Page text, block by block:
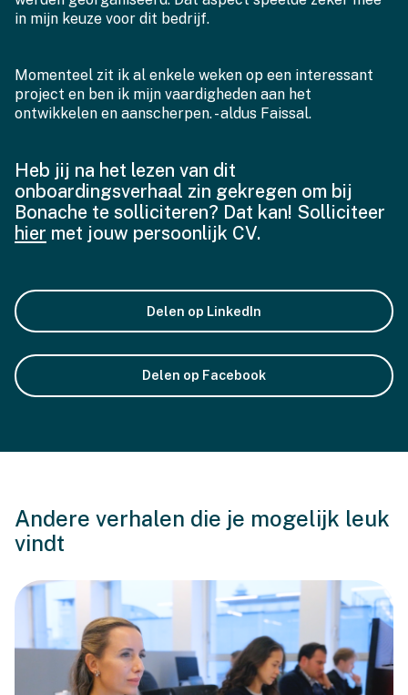
in mijn keuze voor dit bedrijf.
Momenteel zit ik al enkele weken op een interessant
project en ben ik mijn vaardigheden aan het
ontwikkelen en aanscherpen. - aldus Faissal.
Heb jij na het lezen van dit
onboardingsverhaal zin gekregen om bij
Bonache te solliciteren? Dat kan! Solliciteer
hier met jouw persoonlijk CV.
Delen op LinkedIn
Delen op Facebook
Andere verhalen die je mogelijk leuk
vindt